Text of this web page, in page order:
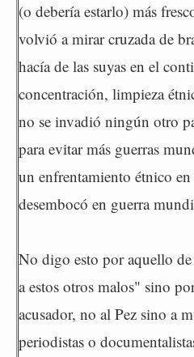
(o debería estarlo) más
volvió a mirar cruzada de
hacía de las suyas en el
concentración, limpieza
no se invadió ningún otro
para evitar más guerras
un enfrentamiento étnico
desembocó en guerra
No digo esto por aquello
a estos otros malos" sino
acusador, no al Pez sino a
periodistas o